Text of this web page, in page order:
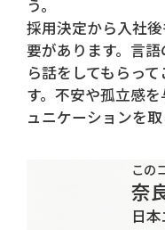
う。
採用決定から入社
要があります。言
ら話をしてもらっ
す。不安や孤立感
ュニケーションを取
この
奈
日